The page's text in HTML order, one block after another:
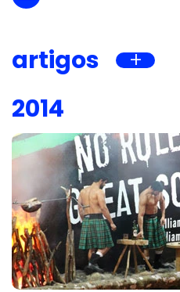
artigos
2014